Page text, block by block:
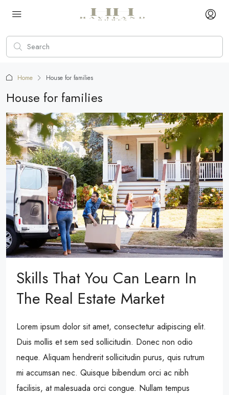
Home House for families
House for families
Skills That You Can Learn In
The Real Estate Market
Lorem ipsum dolor sit amet, consectetur adipiscing elit.
Duis mollis et sem sed sollicitudin. Donec non odio
neque. Aliquam hendrerit sollicitudin purus, quis rutrum
mi accumsan nec. Quisque bibendum orci ac nibh
facilisis, at malesuada orci congue. Nullam tempus